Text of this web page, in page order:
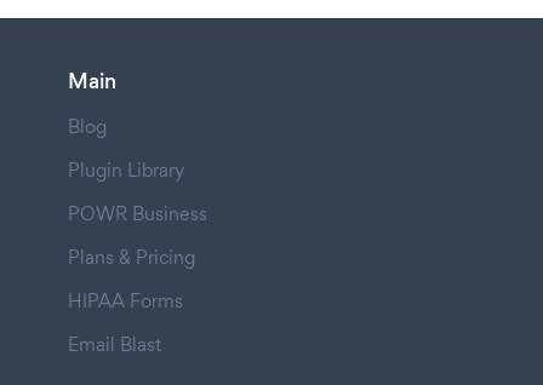
Main
Blog
Plugin Library
POWR Business
Plans & Pricing
HIPAA Forms
Email Blast